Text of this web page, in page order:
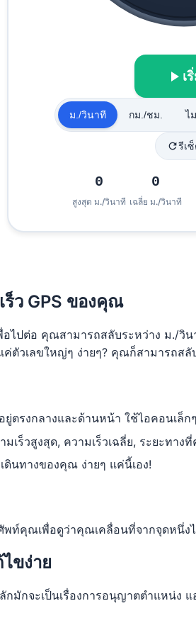
play_arrow เ
ม./วินาที กม./ชม. ไ
refreshรีเ
0
สูงสุด ม./วินาที
0
เฉลี่ย ม./วินาที
ร็ว GPS ของคุณ
อไปต่อ คุณสามารถสลับระหว่าง ม./วิ
ตัวเลขใหญ่ๆ ง่ายๆ? คุณก็สามารถสลั
ตรงกลางและด้านหน้า ใช้ไอคอนเล็ก
เร็วสูงสุด, ความเร็วเฉลี่ย, ระยะทา
ดินทางของคุณ ง่ายๆ แค่นี้เอง!
ท์คุณเพื่อดูว่าคุณเคลื่อนที่จากจุดหนึ่ง
ขง่าย
กมักจะเป็นเรื่องการอนุญาตตำแหน่ง